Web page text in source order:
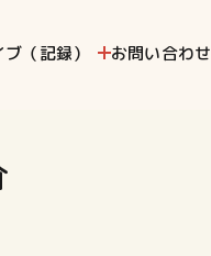
（記録） お問い合わせ